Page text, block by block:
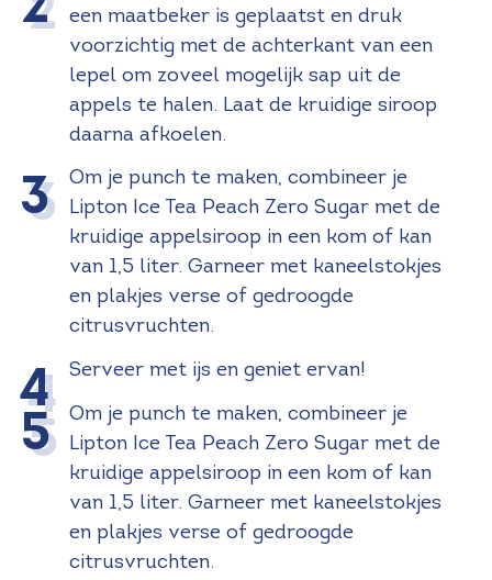
een maatbeker is geplaatst en druk
voorzichtig met de achterkant van een
lepel om zoveel mogelijk sap uit de
appels te halen. Laat de kruidige siroop
daarna afkoelen.
Om je punch te maken, combineer je
Lipton Ice Tea Peach Zero Sugar met de
kruidige appelsiroop in een kom of kan
van 1,5 liter. Garneer met kaneelstokjes
en plakjes verse of gedroogde
citrusvruchten.
Serveer met ijs en geniet ervan!
Om je punch te maken, combineer je
Lipton Ice Tea Peach Zero Sugar met de
kruidige appelsiroop in een kom of kan
van 1,5 liter. Garneer met kaneelstokjes
en plakjes verse of gedroogde
citrusvruchten.